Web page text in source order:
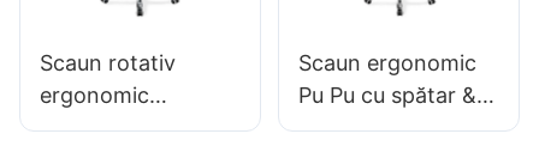
& Baza de 5 stele
&
ADRESABILĂ
POOTELOR &
CROM 5 STAR011
Scaun rotativ
ergonomic
premium Ic027 cu
Scaun ergonomic
Pu Pu cu spătar &
Scaun integral din